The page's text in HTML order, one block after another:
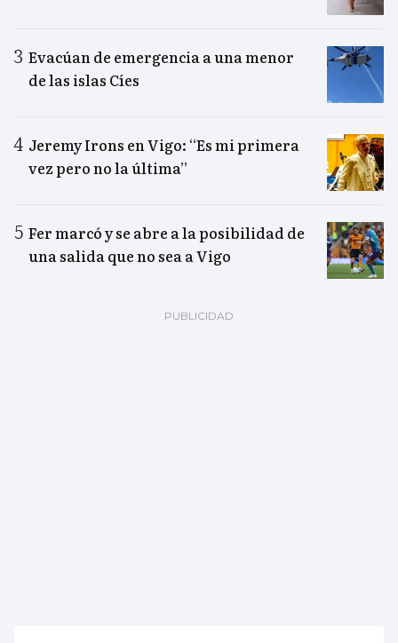
Evacúan de emergencia a una menor
de las islas Cíes
Jeremy Irons en Vigo: “Es mi primera
vez pero no la última”
Fer marcó y se abre a la posibilidad de
una salida que no sea a Vigo